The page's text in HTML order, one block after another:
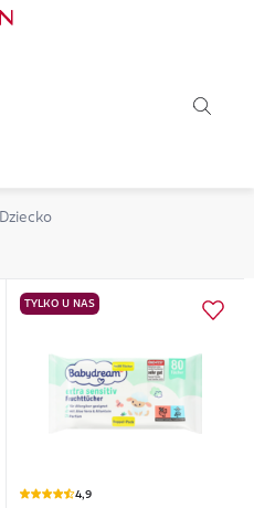
Dziecko
TYLKO U NAS
4,9